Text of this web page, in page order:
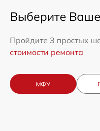
Выберите Ваше
Пройдите 3 простых
стоимости ремонта
МФУ